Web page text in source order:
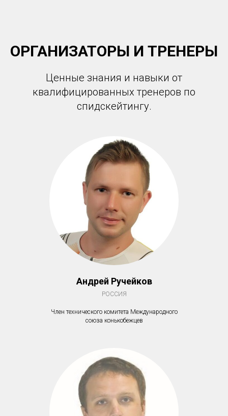
ОРГАНИЗАТОРЫ И ТРЕНЕРЫ
Ценные знания и навыки от
квалифицированных тренеров по
спидскейтингу.
Андрей Ручейков
РОССИЯ
Член технического комитета Международного
союза конькобежцев